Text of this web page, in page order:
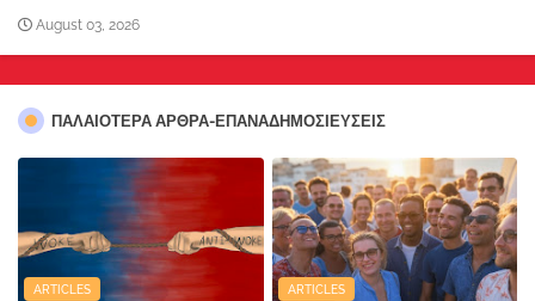
August 03, 2026
ΠΑΛΑΙΟΤΕΡΑ ΑΡΘΡΑ-ΕΠΑΝΑΔΗΜΟΣΙΕΥΣΕΙΣ
ARTICLES ARTICLES